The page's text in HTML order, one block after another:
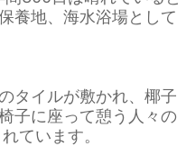
養地、海水浴場として
タイルが敷かれ、椰子
子に座って憩う人々の
ています。